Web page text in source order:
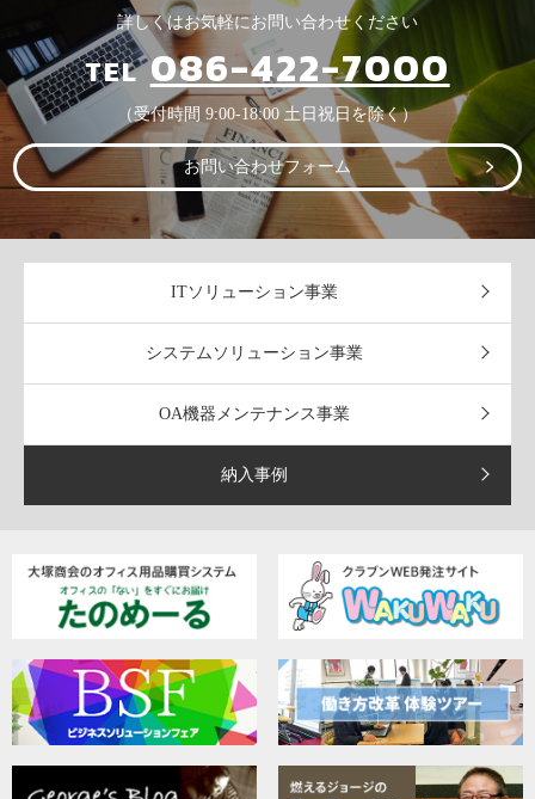
詳しくはお気軽にお問い合わせください
TEL086-422-7000
（受付時間 9:00-18:00 土日祝日を除く）
お問い合わせフォーム
ITソリューション事業
システムソリューション事業
OA機器メンテナンス事業
納入事例